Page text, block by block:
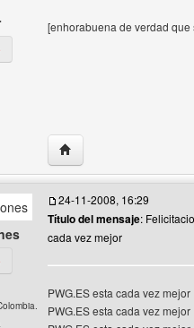
Ver perfil del usuario
[enhorabuena de verdad que
Visitar sitio web del
Ver perfil del usuario
24-11-2008, 16:29
Título del mensaje:
cada vez mejor
PWG.ES esta cada vez mejor
PWG.ES esta cada vez mejor